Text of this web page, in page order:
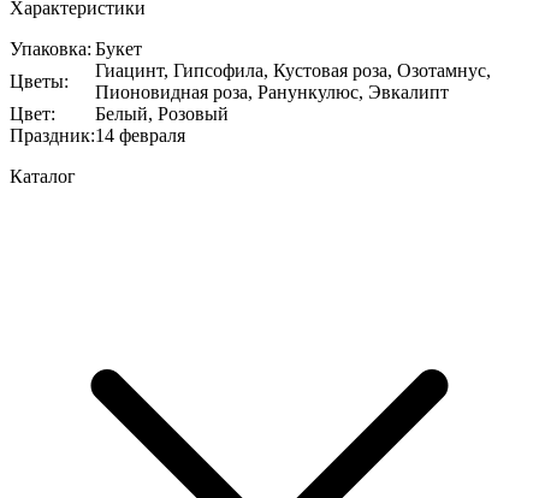
Характеристики
Упаковка: Букет
Цветы:
Гиацинт, Гипсофила, Кустовая роза, Озотамнус,
Пионовидная роза, Ранункулюс, Эвкалипт
Цвет:
Белый, Розовый
Праздник:14 февраля
Каталог